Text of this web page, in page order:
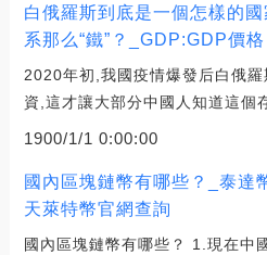
白俄羅斯到底是一個怎樣的
系那么“鐵”？_GDP:GDP價格
2020年初,我國疫情爆發后白俄
資,這才讓大部分中國人知道這個
1900/1/1 0:00:00
國內區塊鏈幣有哪些？_泰達
天萊特幣官網查詢
國內區塊鏈幣有哪些？ 1.現在中